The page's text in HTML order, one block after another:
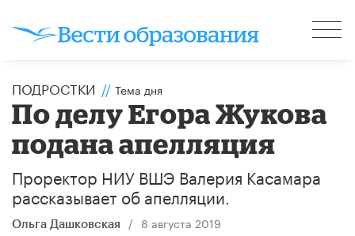
ПОДРОСТКИ // Тема дня
По делу Егора Жукова
подана апелляция
Проректор НИУ ВШЭ Валерия Касамара
рассказывает об апелляции.
Ольга Дашковская / 8 августа 2019